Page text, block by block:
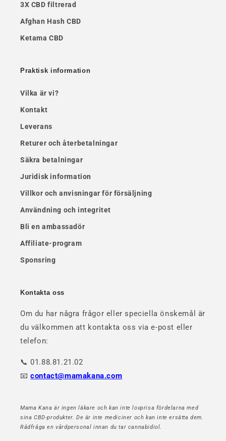
3X CBD filtrerad
Afghan Hash CBD
Ketama CBD
Praktisk information
Vilka är vi?
Kontakt
Leverans
Returer och återbetalningar
Säkra betalningar
Juridisk information
Villkor och anvisningar för försäljning
Användning och integritet
Bli en ambassadör
Affiliate-program
Sponsring
Kontakta oss
Om du har några frågor eller speciella önskemål är
du välkommen att kontakta oss via e-post eller
telefon:
📞 01.88.81.21.02
📧contact@mamakana.com
Mama Kana är ingen läkare och kan inte lovprisa fördelarna med
sina CBD-produkter. De är inte mediciner och kan inte ersätta dem.
Rådfråga en vårdpersonal innan du tar cannabidiol.